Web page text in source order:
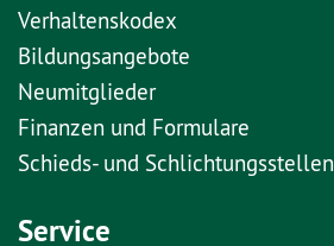
Verhaltenskodex
Bildungsangebote
Neumitglieder
Finanzen und Formulare
Schieds- und Schlichtungsstellen
Service